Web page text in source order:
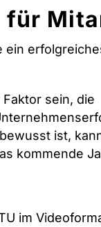
für
ein
sein, die
ist,
kommende
im